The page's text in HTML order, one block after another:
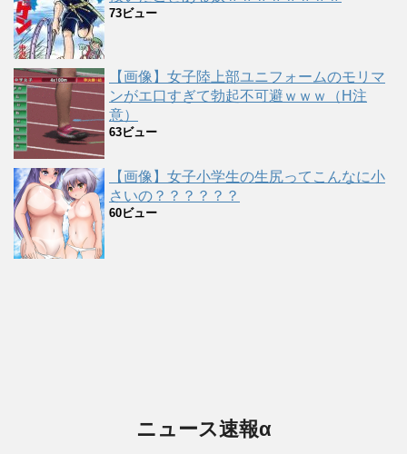
73ビュー
【画像】女子陸上部ユニフォームのモリマ
ンがエ口すぎて勃起不可避ｗｗｗ（H注
意）
63ビュー
【画像】女子小学生の生尻ってこんなに小
さいの？？？？？？
60ビュー
ニュース速報α